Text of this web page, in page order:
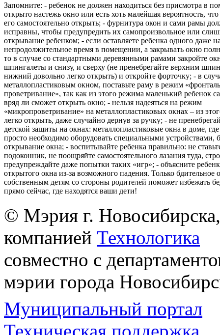
Запомните: - ребенок не должен находиться без присмотра в
открыто настежь окно или есть хоть малейшая вероятность,
его самостоятельно открыть; - фурнитура окон и сами рамы
исправны, чтобы предупредить их самопроизвольное или
открывание ребенком; - если оставляете ребенка одного даже
непродолжительное время в помещении, а закрывать окно
то в случае со стандартными деревянными рамами закройте
шпингалеты и снизу, и сверху (не пренебрегайте верхним
нижний довольно легко открыть) и откройте форточку; - в
металлопластиковым окном, поставьте раму в режим
проветривание», так как из этого режима маленький ребенок
вряд ли сможет открыть окно; - нельзя надеяться на режим
«микропроветривание» на металлопластиковых окнах – из
легко открыть, даже случайно дернув за ручку; - не
детской защиты на окнах: металлопластиковые окна в доме, где
просто необходимо оборудовать специальными
открывание окна; - воспитывайте ребенка правильно: не
подоконник, не поощряйте самостоятельного лазания туда,
предупреждайте даже попытки таких «игр»; - объясните
открытого окна из-за возможного падения. Только бдительное
собственным детям со стороны родителей поможет избежать
прямо сейчас, где находятся ваши дети!
© Мэрия г.
компанией Технологика
совместно с
мэрии города
Муниципальный портал